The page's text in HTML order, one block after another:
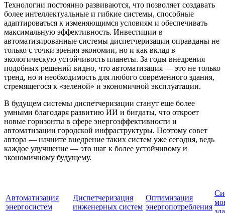
Технологии постоянно развиваются, что позволяет создавать
более интеллектуальные и гибкие системы, способные
адаптироваться к изменяющимся условиям и обеспечивать
максимальную эффективность. Инвестиции в
автоматизированные системы диспетчеризации оправданы не
только с точки зрения экономии, но и как вклад в
экологическую устойчивость планеты. За годы внедрения
подобных решений видно, что автоматизация — это не только
тренд, но и необходимость для любого современного здания,
стремящегося к «зеленой» и экономичной эксплуатации.
В будущем системы диспетчеризации станут еще более
умными благодаря развитию ИИ и бигдаты, что откроет
новые горизонты в сфере энергоэффективности и
автоматизации городской инфраструктуры. Поэтому совет
автора — начните внедрение таких систем уже сегодня, ведь
каждое улучшение — это шаг к более устойчивому и
экономичному будущему.
Автоматизация
энергосистем
Диспетчеризация
инженерных систем
Оптимизация
энергопотребления